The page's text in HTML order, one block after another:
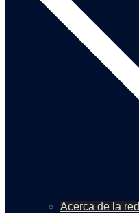
Acerca de la red